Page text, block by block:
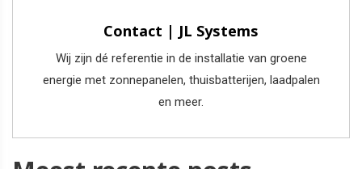
Contact | JL Systems
Wij zijn dé referentie in de installatie van groene
energie met zonnepanelen, thuisbatterijen, laadpalen
en meer.